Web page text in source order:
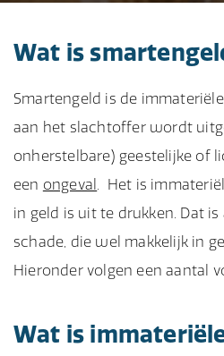
Wat is
Smartengeld is de immateriële
aan het slachtoffer wordt
onherstelbare) geestelijke of
een ongeval . Het is
in geld is uit te drukken. Dat
schade, die wel makkelijk in
Hieronder volgen een aantal
Wat is